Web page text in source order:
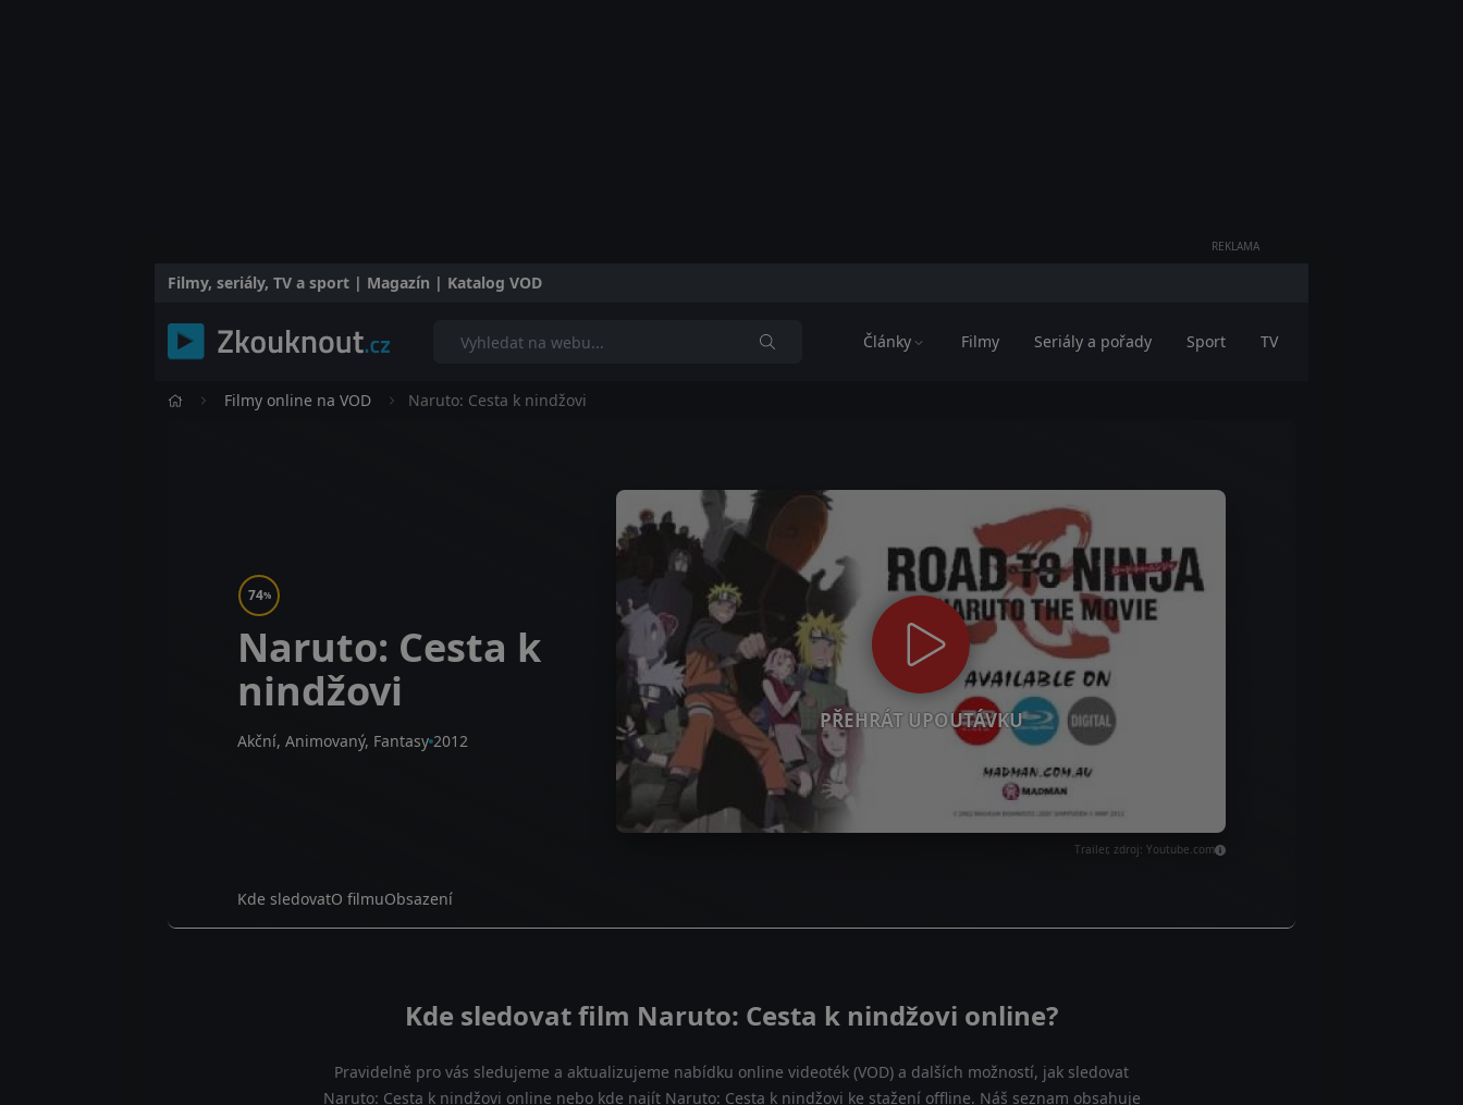
REKLAMA
Filmy, seriály, TV a sport | Magazín | Katalog VOD
Články Filmy Seriály a pořady Sport TV
Filmy online na VOD Naruto: Cesta k nindžovi
PŘEHRÁT UPOUTÁVKU
Trailer, zdroj: Youtube.com
74%
Naruto: Cesta k
nindžovi
Akční, Animovaný, Fantasy 2012
Kde sledovatO filmuObsazení
Kde sledovat film Naruto: Cesta k nindžovi online?
Pravidelně pro vás sledujeme a aktualizujeme nabídku online videoték (VOD) a dalších možností, jak sledovat
Naruto: Cesta k nindžovi online nebo kde najít Naruto: Cesta k nindžovi ke stažení offline. Náš seznam obsahuje